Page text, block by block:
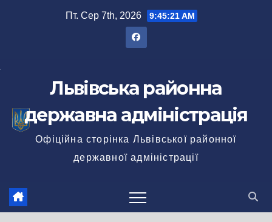
Пт. Сер 7th, 2026 9:45:21 AM
Львівська районна
державна адміністрація
Офіційна сторінка Львівської районної
державної адміністрації